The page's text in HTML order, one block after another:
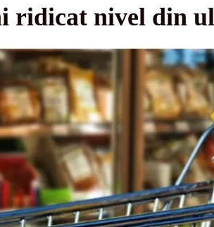
ridicat nivel din